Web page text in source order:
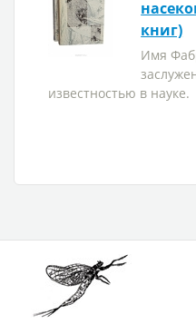
книг)
Имя
известностью в науке.